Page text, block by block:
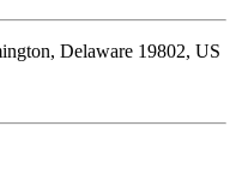
Delaware 19802, US